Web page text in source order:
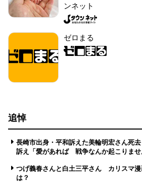
ンネット
ゼロまる
追悼
長崎市出身・平和訴えた美輪明宏さん死
訴え「愛があれば 戦争なんか起こりませ
つげ義春さんと白土三平さん カリスマ漫
は？